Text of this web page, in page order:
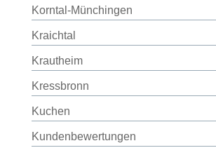
Korntal-Münchingen
Kraichtal
Krautheim
Kressbronn
Kuchen
Kundenbewertungen